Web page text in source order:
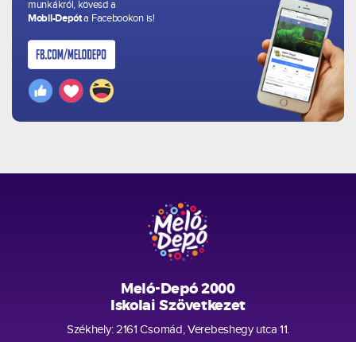
munkákról, kövesd a
Mobil-Depóta Facebookon is!
Meló-Depó 2000
Iskolai Szövetkezet
Székhely: 2161 Csomád, Verebeshegy utca 11.